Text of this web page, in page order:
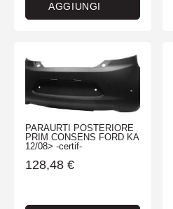
AGGIUNGI
PARAURTI POSTERIORE
PRIM CONSENS FORD KA
12/08> -certif-
128,48 €